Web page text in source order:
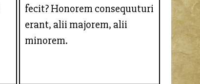
fecit? Honorem consequuturi
erant, alii majorem, alii
minorem.